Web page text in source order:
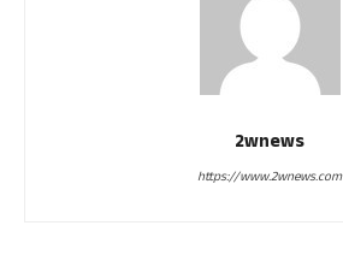
2wnews
https://www.2wnews.com